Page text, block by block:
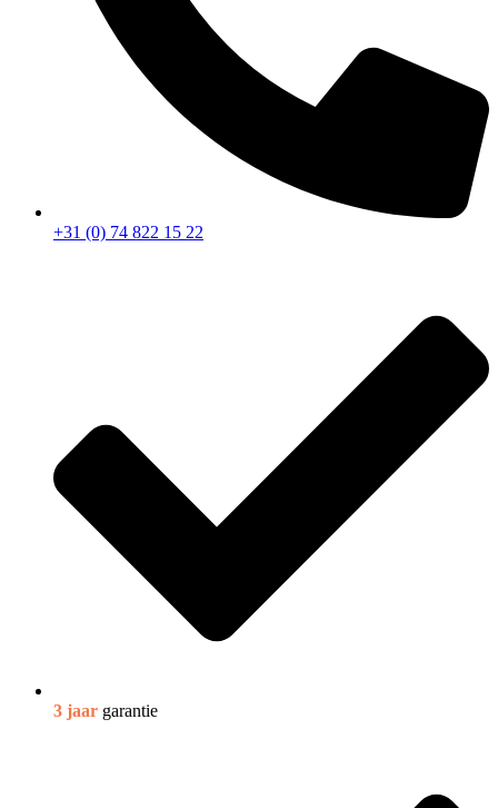
+31 (0) 74 822 15 22
3 jaar garantie